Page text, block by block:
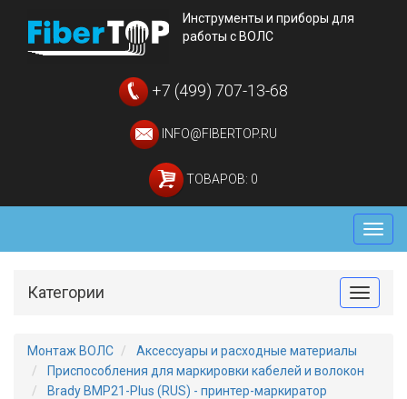
Инструменты и приборы для
работы с ВОЛС
+7 (499) 707-13-68
INFO@FIBERTOP.RU
ТОВАРОВ: 0
Меню
Toggle
Категории
Монтаж ВОЛС
Аксессуары и расходные материалы
Приспособления для маркировки кабелей и волокон
Brady BMP21-Plus (RUS) - принтер-маркиратор